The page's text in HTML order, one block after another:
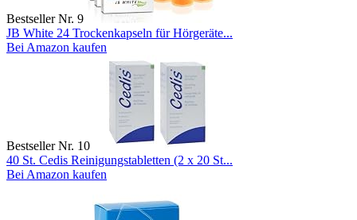
Bestseller Nr. 9
JB White 24 Trockenkapseln für Hörgeräte...
Bei Amazon kaufen
Bestseller Nr. 10
40 St. Cedis Reinigungstabletten (2 x 20 St...
Bei Amazon kaufen